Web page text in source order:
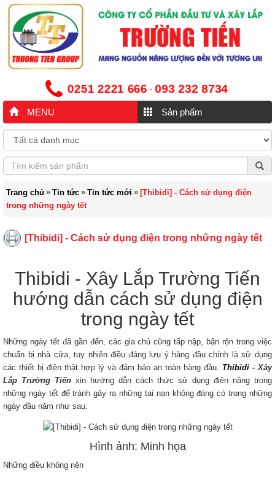
0251 2221 666 -093 232 8734
MENU Sản phẩm
Trang chủ » Tin tức » Tin tức mới » [Thibidi] - Cách sử dụng điện
trong những ngày tết
[Thibidi] - Cách sử dụng điện trong những ngày tết
Thibidi - Xây Lắp Trường Tiến
hướng dẫn cách sử dụng điện
trong ngày tết
Những ngày tết đã gần đến, các gia chủ cũng tấp nập, bận rộn trong việc
chuẩn bị nhà cửa, tuy nhiên điều đáng lưu ý hàng đầu chính là sử dụng
các thiết bị điện thật hợp lý và đảm bảo an toàn hàng đầu. Thibidi - Xây
Lắp Trường Tiến xin hướng dẫn cách thức sử dụng điện năng trong
những ngày tết để tránh gây ra những tai nạn không đáng có trong những
ngày đầu năm như sau:
Hình ảnh: Minh họa
Những điều không nên